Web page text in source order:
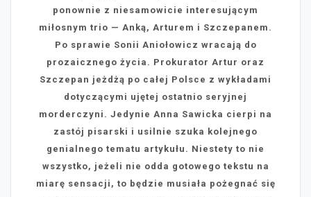
ponownie z niesamowicie interesującym
miłosnym trio — Anką, Arturem i Szczepanem.
Po sprawie Sonii Aniołowicz wracają do
prozaicznego życia. Prokurator Artur oraz
Szczepan jeżdżą po całej Polsce z wykładami
dotyczącymi ujętej ostatnio seryjnej
morderczyni. Jedynie Anna Sawicka cierpi na
zastój pisarski i usilnie szuka kolejnego
genialnego tematu artykułu. Niestety to nie
wszystko, jeżeli nie odda gotowego tekstu na
miarę sensacji, to będzie musiała pożegnać się